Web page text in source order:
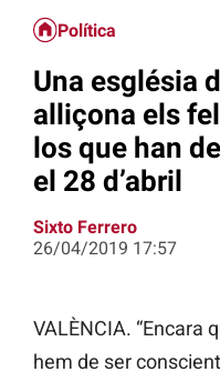
Política
Una església
alliçona els
los que han
el 28 d’abril
Sixto Ferrero
26/04/2019 17:57
VALÈNCIA. “Encara
hem de ser